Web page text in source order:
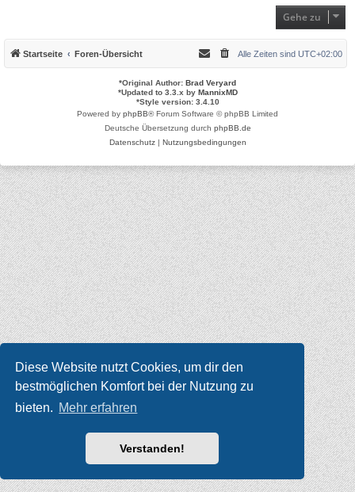
Diese Website nutzt Cookies, um dir den
bestmöglichen Komfort bei der Nutzung zu
bieten. Mehr erfahren
Verstanden!
Gehe zu
Startseite Foren-Übersicht Alle Zeiten sind UTC+02:00
*Original Author: Brad Veryard
*Updated to 3.3.x by MannixMD
*Style version: 3.4.10
Powered by phpBB® Forum Software © phpBB Limited
Deutsche Übersetzung durch phpBB.de
Datenschutz| Nutzungsbedingungen